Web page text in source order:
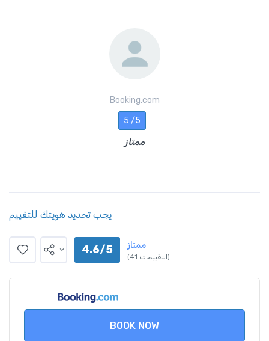
Booking.com
5 /5
ممتاز
يجب تحديد هويتك للتقييم
4.6/5 ممتاز
(41 التقييمات)
BOOK NOW